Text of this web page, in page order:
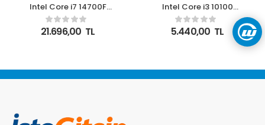
Intel Core i7 14700F
TRAY 2.1GHz 20
Çekirdek 33MB L3
Önbellek Soket 1700
21.696,00 TL
Intel Core i3 10100
Soket 1200 3.6GHz 6MB
Önbellek 4 Çekirdek
14nm İşlemci Box
5.440,00 TL